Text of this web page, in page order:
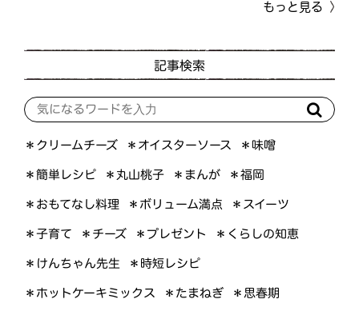
もっと見る
記事検索
＊クリームチーズ ＊オイスターソース ＊味噌
＊簡単レシピ ＊丸山桃子 ＊まんが ＊福岡
＊おもてなし料理 ＊ボリューム満点 ＊スイーツ
＊子育て ＊チーズ ＊プレゼント ＊くらしの知恵
＊けんちゃん先生 ＊時短レシピ
＊ホットケーキミックス ＊たまねぎ ＊思春期